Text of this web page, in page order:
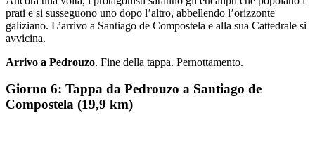
prati e si susseguono uno dopo l’altro, abbellendo l’orizzonte
galiziano. L’arrivo a Santiago de Compostela e alla sua Cattedrale si
avvicina.
Arrivo a Pedrouzo. Fine della tappa. Pernottamento.
Giorno 6: Tappa da Pedrouzo a Santiago de
Compostela (19,9 km)